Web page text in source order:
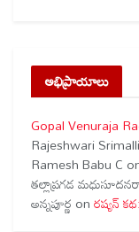
అభిప్రాయాలు
Gopal Venuraja
Rajeshwari
Ramesh Babu C
తల్లాప్రగడ
అన్నపూర్ణ onరష్యన్